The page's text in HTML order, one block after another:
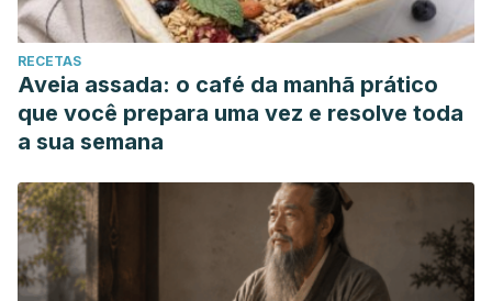
RECETAS
Aveia assada: o café da manhã prático
que você prepara uma vez e resolve toda
a sua semana